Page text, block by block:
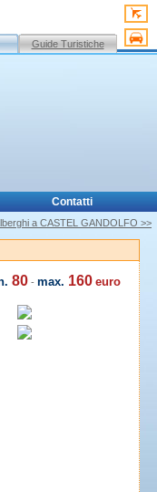
Guide Turistiche
Contatti
a CASTEL GANDOLFO >>
80 - max. 160 euro